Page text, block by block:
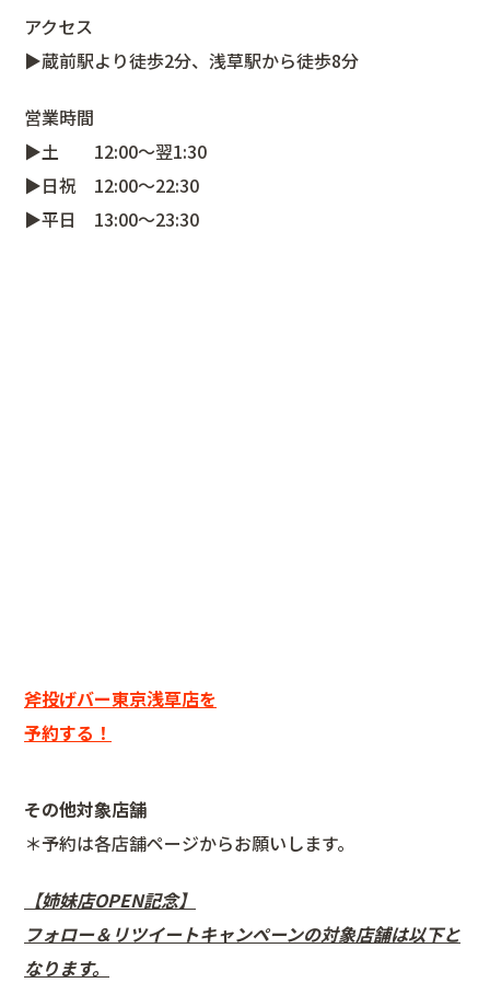
アクセス
▶️蔵前駅より徒歩2分、浅草駅から徒歩8分
営業時間
▶️土 12:00〜翌1:30
▶️日祝 12:00〜22:30
▶️平日 13:00〜23:30
斧投げバー東京浅草店を
予約する！
その他対象店舗
＊予約は各店舗ページからお願いします。
【姉妹店OPEN記念】
フォロー＆リツイートキャンペーンの対象店舗は以下と
なります。